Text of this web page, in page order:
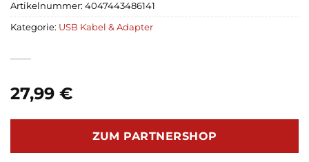
27,99 €
ZUM PARTNERSHOP
Artikelnummer: 4047443486141
Kategorie: USB Kabel & Adapter